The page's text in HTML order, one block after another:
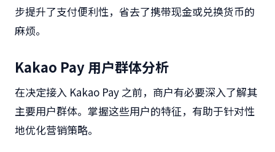
步提升了支付便利性，省去了携带现金或兑换货币的
麻烦。
Kakao Pay用户群体分析
在决定接入 Kakao Pay 之前，商户有必要深入了解其
主要用户群体。掌握这些用户的特征，有助于针对性
地优化营销策略。